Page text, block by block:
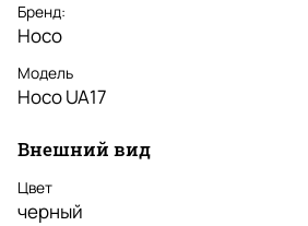
Бренд:
Hoco
Модель
Hoco UA17
Внешний вид
Цвет
черный